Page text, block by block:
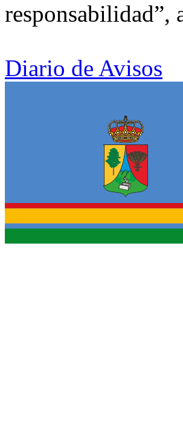
responsabilidad”,
Diario de Avisos